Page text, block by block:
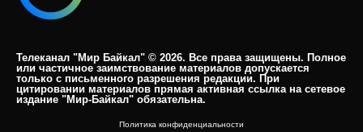
Телеканал "Мир Байкал" © 2026. Все права защищены. Полное
или частичное заимствование материалов допускается
только с письменного разрешения редакции. При
цитировании материалов прямая активная ссылка на сетевое
издание "Мир-Байкал" обязательна.​
Политика конфиденциальности